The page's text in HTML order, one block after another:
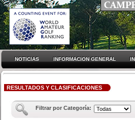
NOTICIAS INFORMACION GENERAL
RESULTADOS Y CLASIFICACIONES
Filtrar por Categoría: